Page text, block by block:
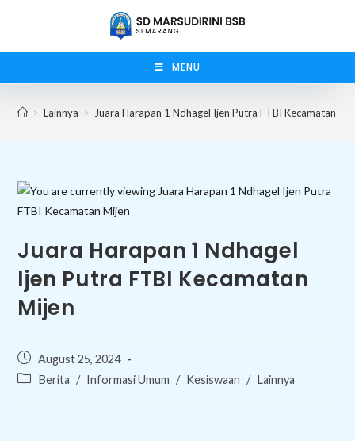
content
MENU
> Lainnya > Juara Harapan 1 Ndhagel Ijen Putra FTBI Kecamatan
Juara Harapan 1 Ndhagel
Ijen Putra FTBI Kecamatan
Mijen
Post
published:
August 25, 2024
PostBerita / Informasi Umum / Kesiswaan / Lainnya